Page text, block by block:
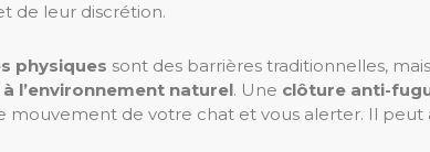
de leur discrétion.
physiques sont des barrières traditionnelles,
à l’environnement naturel. Une clôture anti-
mouvement de votre chat et vous alerter. Il peut